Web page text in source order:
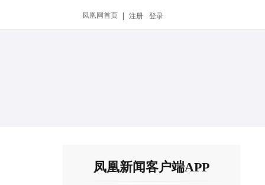
凤凰网首页 | 注册 登录
凤凰新闻客户端APP